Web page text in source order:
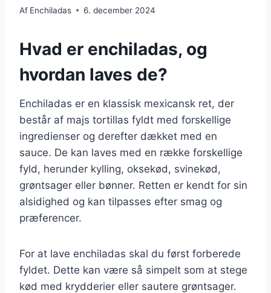
Af Enchiladas 6. december 2024
Hvad er enchiladas, og
hvordan laves de?
Enchiladas er en klassisk mexicansk ret, der
består af majs tortillas fyldt med forskellige
ingredienser og derefter dækket med en
sauce. De kan laves med en række forskellige
fyld, herunder kylling, oksekød, svinekød,
grøntsager eller bønner. Retten er kendt for sin
alsidighed og kan tilpasses efter smag og
præferencer.
For at lave enchiladas skal du først forberede
fyldet. Dette kan være så simpelt som at stege
kød med krydderier eller sautere grøntsager.